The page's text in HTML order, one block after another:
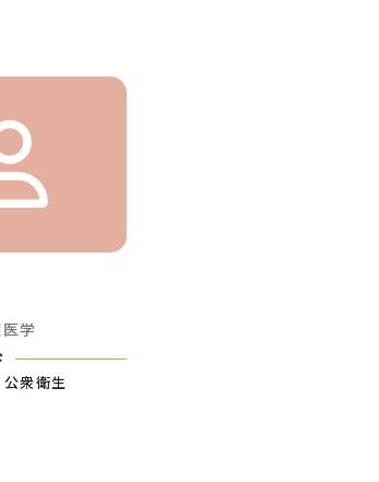
学
衆衛生